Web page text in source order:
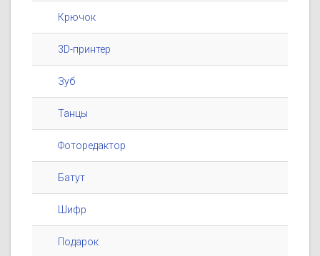
Крючок
3D-принтер
Зуб
Танцы
Фоторедактор
Батут
Шифр
Подарок